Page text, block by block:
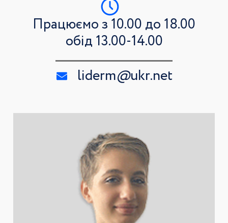
Працюємо з 10.00 до 18.00
обід 13.00-14.00
liderm@ukr.net